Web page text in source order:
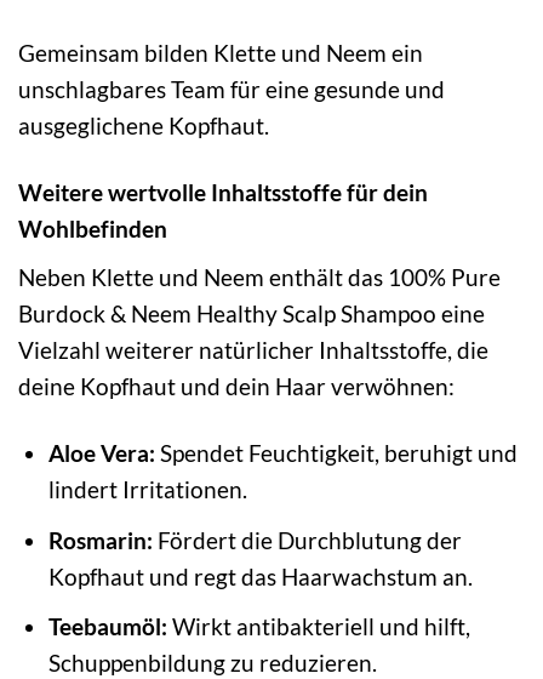
Gemeinsam bilden Klette und Neem ein
unschlagbares Team für eine gesunde und
ausgeglichene Kopfhaut.
Weitere wertvolle Inhaltsstoffe für dein
Wohlbefinden
Neben Klette und Neem enthält das 100% Pure
Burdock & Neem Healthy Scalp Shampoo eine
Vielzahl weiterer natürlicher Inhaltsstoffe, die
deine Kopfhaut und dein Haar verwöhnen:
Aloe Vera: Spendet Feuchtigkeit, beruhigt und
lindert Irritationen.
Rosmarin: Fördert die Durchblutung der
Kopfhaut und regt das Haarwachstum an.
Teebaumöl: Wirkt antibakteriell und hilft,
Schuppenbildung zu reduzieren.